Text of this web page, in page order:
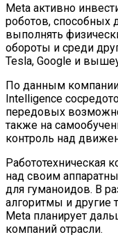
Meta активно
роботов, способных
выполнять
обороты и среди
Tesla, Google и
По данным
Intelligence
передовых
также на
контроль над
Работотехническая
над своим
для гуманоидов. В
алгоритмы и другие
Meta планирует
компаний отрасли.